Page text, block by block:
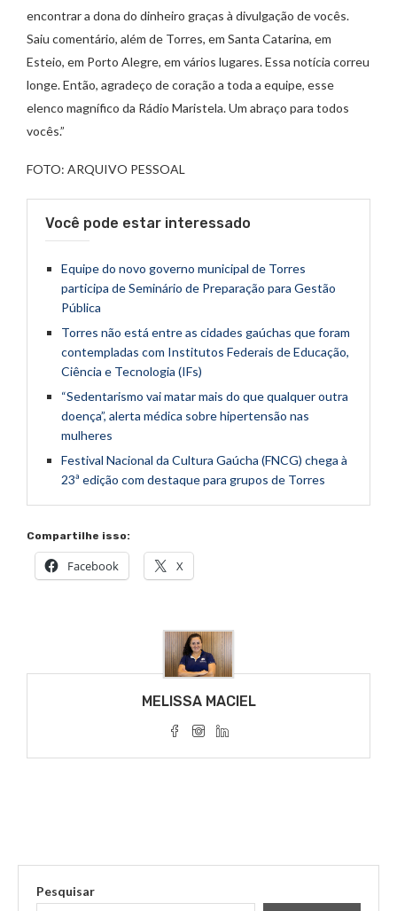
encontrar a dona do dinheiro graças à divulgação de vocês.
Saiu comentário, além de Torres, em Santa Catarina, em
Esteio, em Porto Alegre, em vários lugares. Essa notícia correu
longe. Então, agradeço de coração a toda a equipe, esse
elenco magnífico da Rádio Maristela. Um abraço para todos
vocês.”
FOTO: ARQUIVO PESSOAL
Você pode estar interessado
Equipe do novo governo municipal de Torres
participa de Seminário de Preparação para Gestão
Pública
Torres não está entre as cidades gaúchas que foram
contempladas com Institutos Federais de Educação,
Ciência e Tecnologia (IFs)
“Sedentarismo vai matar mais do que qualquer outra
doença”, alerta médica sobre hipertensão nas
mulheres
Festival Nacional da Cultura Gaúcha (FNCG) chega à
23ª edição com destaque para grupos de Torres
Compartilhe isso:
Facebook X
MELISSA MACIEL
Pesquisar